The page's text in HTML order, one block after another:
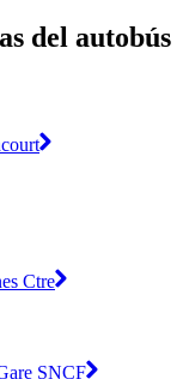
del autobús
Ctre
SNCF